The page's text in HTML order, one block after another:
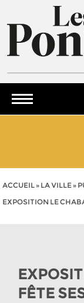
ACCUEIL» LA VILLE»
EXPOSITION LE
FÊTE